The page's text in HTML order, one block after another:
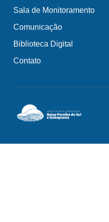
Sala de Monitoramento
Comunicação
Biblioteca Digital
Contato